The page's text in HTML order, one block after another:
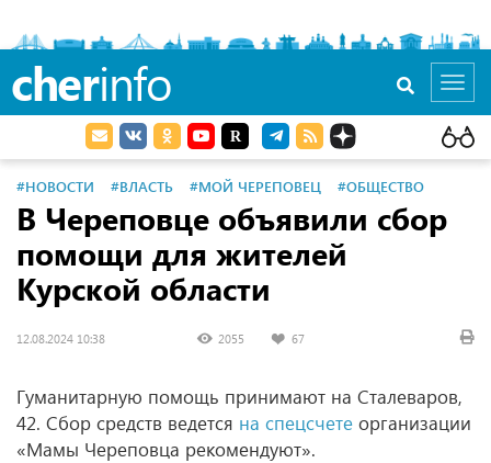
cherinfo
#НОВОСТИ #ВЛАСТЬ #МОЙ ЧЕРЕПОВЕЦ #ОБЩЕСТВО
В Череповце объявили сбор
помощи для жителей
Курской области
12.08.2024 10:38 2055 67
Гуманитарную помощь принимают на Сталеваров,
42. Сбор средств ведется на спецсчете организации
«Мамы Череповца рекомендуют».